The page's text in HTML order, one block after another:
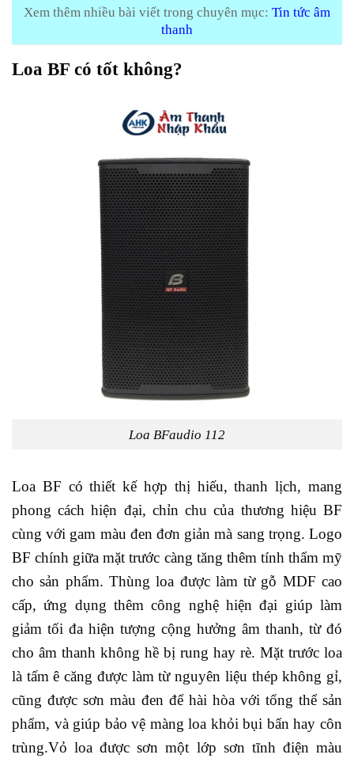
Xem thêm nhiều bài viết trong chuyên mục: Tin tức âm
thanh
Loa BF có tốt không?
Loa BFaudio 112
Loa BF có thiết kế hợp thị hiếu, thanh lịch, mang
phong cách hiện đại, chỉn chu của thương hiệu BF
cùng với gam màu đen đơn giản mà sang trọng. Logo
BF chính giữa mặt trước càng tăng thêm tính thẩm mỹ
cho sản phẩm. Thùng loa được làm từ gỗ MDF cao
cấp, ứng dụng thêm công nghệ hiện đại giúp làm
giảm tối đa hiện tượng cộng hưởng âm thanh, từ đó
cho âm thanh không hề bị rung hay rè. Mặt trước loa
là tấm ê căng được làm từ nguyên liệu thép không gỉ,
cũng được sơn màu đen để hài hòa với tổng thể sản
phẩm, và giúp bảo vệ màng loa khỏi bụi bẩn hay côn
trùng.Vỏ loa được sơn một lớp sơn tĩnh điện màu